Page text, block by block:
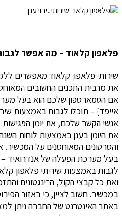
פלאפון קלאוד – מה אפשר
שירותי פלאפון קלאוד מאפשרים
את מרבית התכנים החשובים
אייפד) – תוכלו לגבות באמצעות
אנשי הקשר שלכם, את יומן
את היומן בענן באמצעות לוחות
והסרטונים המאוחסנים על
בעל מערכת הפעלה של אנדרואיד –
לגבות באמצעות שירותי פלאפון
ואת כל קבצי הקול, הרינגטונים
במכשיר. חשוב לציין, כי באזור
באתר האינטרנט של החברה ניתן